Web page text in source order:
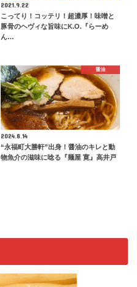
2021.9.22
こってり！コッテリ！超濃厚！味噌と
豚骨のヘヴィな旨味にK.O.『らーめ
ん…
醤油
2024.8.14
“永福町大勝軒”出身！醤油のキレと動
物魚介の滋味に唸る『麺屋 寛』高井戸